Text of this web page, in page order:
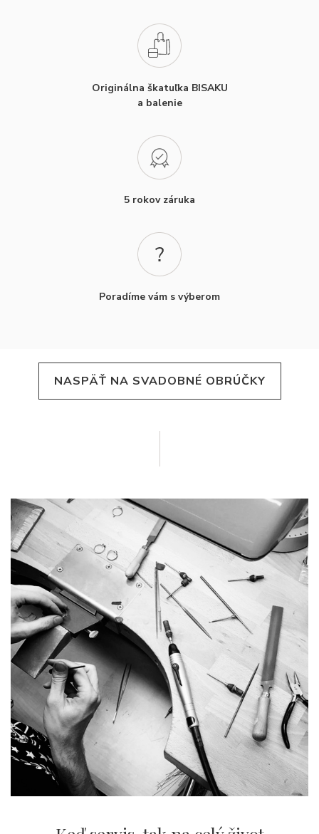
Originálna škatuľka BISAKU
a balenie
5 rokov záruka
Poradíme vám s výberom
NASPÄŤ NA SVADOBNÉ OBRÚČKY